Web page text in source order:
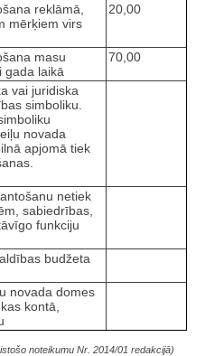
reklāmā,
mērķiem virs
20,00
masu
gada laikā
70,00
vai juridiska
simboliku.
novada
apjomā tiek
netiek
sabiedrības,
funkciju
budžeta
novada domes
kontā,
noteikumu Nr. 2014/01 redakcijā)